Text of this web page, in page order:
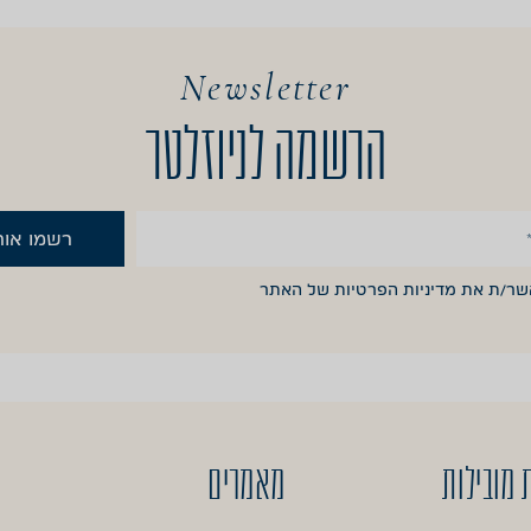
Newsletter
הרשמה לניוזלטר
ת את מדיניות הפרטיות של האתר
רשמו
מובילות מאמרים